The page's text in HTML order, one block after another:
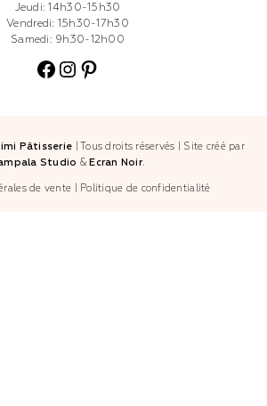
Jeudi: 14h30-15h30
Vendredi: 15h30-17h30
Samedi: 9h30-12h00
Facebook
Instagram
Pinterest
Pâtisserie Tous droits réservés
Site créé par
Studio & Ecran Noir.
de vente Politique de confidentialité